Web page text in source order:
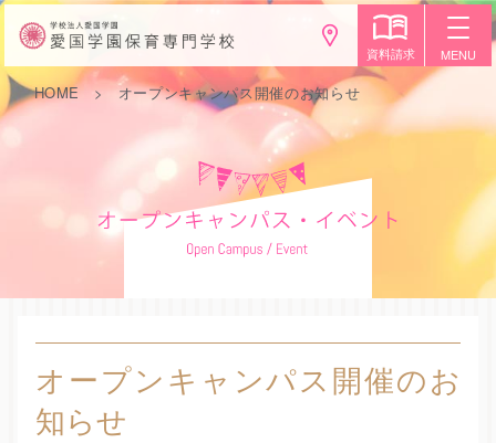
資料請求 MENU
HOME オープンキャンパス開催のお知らせ
オープンキャンパス開催のお
知らせ